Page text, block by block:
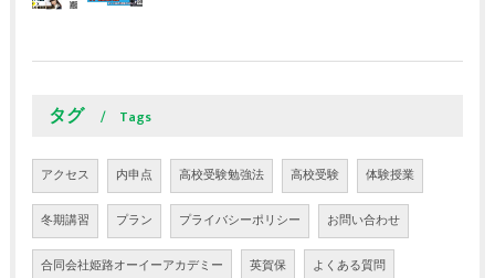
タグ Tags
アクセス 内申点 高校受験勉強法 高校受験 体験授業
冬期講習 プラン プライバシーポリシー お問い合わせ
合同会社姫路オーイーアカデミー 英賀保 よくある質問